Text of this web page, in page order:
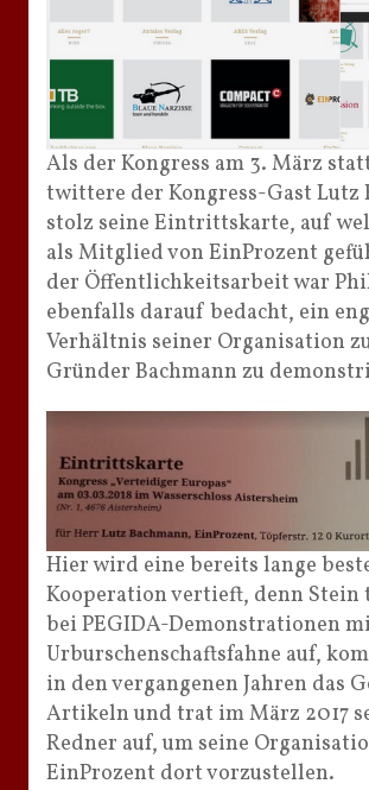
Als der Kongress am 3. März
twittere der Kongress-Gast Lutz
stolz seine Eintrittskarte, auf
als Mitglied von EinProzent
der Öffentlichkeitsarbeit war
ebenfalls darauf bedacht, ein
Verhältnis seiner Organisation
Gründer Bachmann zu
Hier wird eine bereits lange
Kooperation vertieft, denn Stein
bei PEGIDA-Demonstrationen
Urburschenschaftsfahne auf,
in den vergangenen Jahren das
Artikeln und trat im März 2017
Redner auf, um seine
EinProzent dort vorzustellen.